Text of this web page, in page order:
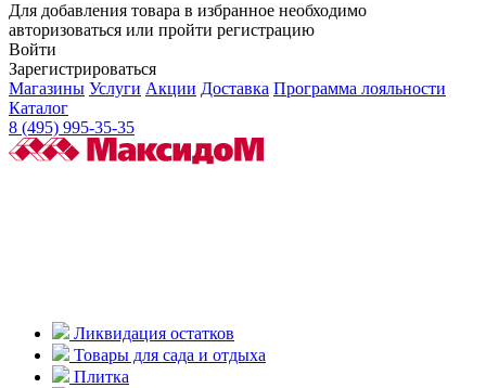
Для добавления товара в избранное необходимо
авторизоваться или пройти регистрацию
Войти
Зарегистрироваться
Магазины Услуги Акции Доставка Программа лояльности
Каталог
8 (495) 995-35-35
Ликвидация остатков
Товары для сада и отдыха
Плитка